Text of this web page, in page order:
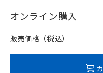
在庫等で未対応品が混在
問い合わせください。
オンライン購入
販売価格（税込）